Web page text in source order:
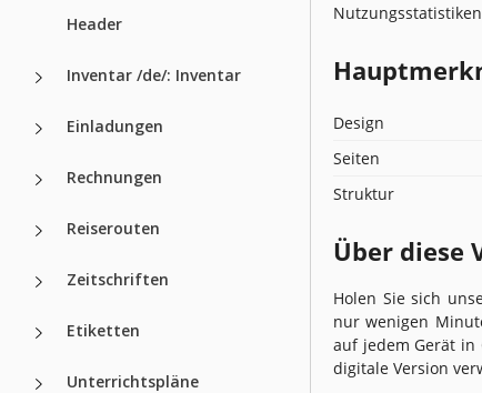
Header
Inventar /de/: Inventar
Einladungen
Rechnungen
Reiserouten
Zeitschriften
Etiketten
Unterrichtspläne
Nutzungsstatistiken
Design
Seiten
Struktur
Über diese
Holen Sie sich
nur wenigen
auf jedem Gerät in
digitale Version